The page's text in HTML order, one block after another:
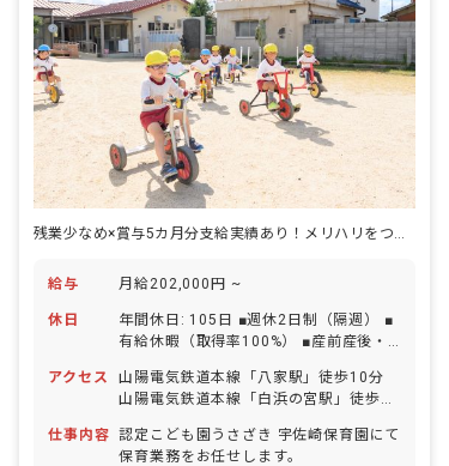
給与 月給202,000円 ~
休日
年間休日: 105日 ■週休2日制（隔週） ■
有給休暇（取得率100%） ■産前産後・
（年末年始休暇） ■慶弔休暇 ■介護・看
護休暇 ■特別休暇
アクセス
山陽電気鉄道本線「八家駅」徒歩10分
山陽電気鉄道本線「白浜の宮駅」徒歩10
仕事内容 認定こども園うさざき 宇佐崎保育園にて
保育業務をお任せします。